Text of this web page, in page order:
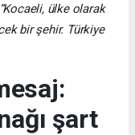
“Kocaeli, ülke olarak
bir şehir. Türkiye
şart